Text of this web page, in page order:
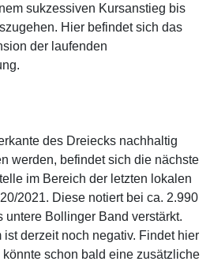
sukzessiven Kursanstieg bis
Hier befindet sich das
der laufenden
des Dreiecks nachhaltig
werden, befindet sich die nächste
im Bereich der letzten lokalen
2021. Diese notiert bei ca. 2.990
untere Bollinger Band verstärkt.
derzeit noch negativ. Findet hier
schon bald eine zusätzliche